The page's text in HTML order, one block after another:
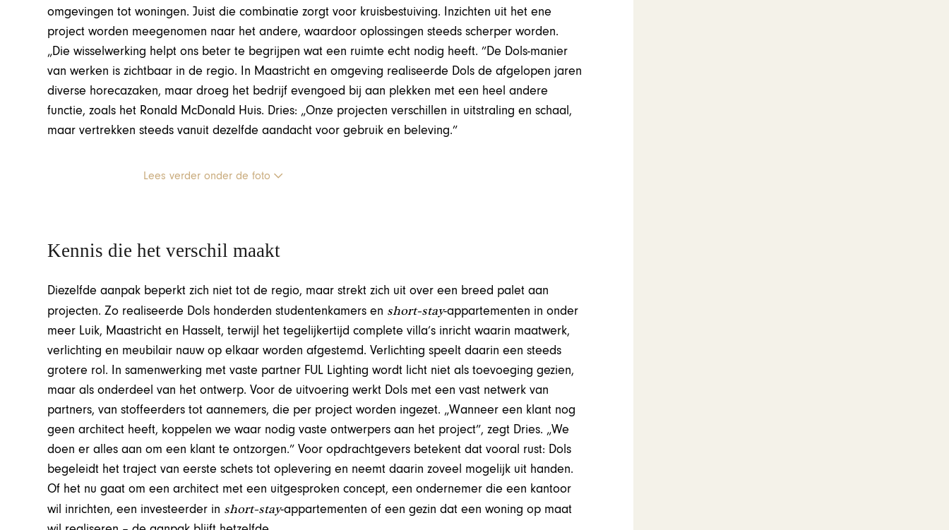
omgevingen tot woningen. Juist die combinatie zorgt voor kruisbestuiving. Inzichten uit het ene
project worden meegenomen naar het andere, waardoor oplossingen steeds scherper worden.
„Die wisselwerking helpt ons beter te begrijpen wat een ruimte echt nodig heeft. ”De Dols-manier
van werken is zichtbaar in de regio. In Maastricht en omgeving realiseerde Dols de afgelopen jaren
diverse horecazaken, maar droeg het bedrijf evengoed bij aan plekken met een heel andere
functie, zoals het Ronald McDonald Huis. Dries: „Onze projecten verschillen in uitstraling en schaal,
maar vertrekken steeds vanuit dezelfde aandacht voor gebruik en beleving.”
Lees verder onder de foto
Kennis die het verschil maakt
Diezelfde aanpak beperkt zich niet tot de regio, maar strekt zich uit over een breed palet aan
projecten. Zo realiseerde Dols honderden studentenkamers en short-stay-appartementen in onder
meer Luik, Maastricht en Hasselt, terwijl het tegelijkertijd complete villa’s inricht waarin maatwerk,
verlichting en meubilair nauw op elkaar worden afgestemd. Verlichting speelt daarin een steeds
grotere rol. In samenwerking met vaste partner FUL Lighting wordt licht niet als toevoeging gezien,
maar als onderdeel van het ontwerp. Voor de uitvoering werkt Dols met een vast netwerk van
partners, van stoffeerders tot aannemers, die per project worden ingezet. „Wanneer een klant nog
geen architect heeft, koppelen we waar nodig vaste ontwerpers aan het project”, zegt Dries. „We
doen er alles aan om een klant te ontzorgen.” Voor opdrachtgevers betekent dat vooral rust: Dols
begeleidt het traject van eerste schets tot oplevering en neemt daarin zoveel mogelijk uit handen.
Of het nu gaat om een architect met een uitgesproken concept, een ondernemer die een kantoor
wil inrichten, een investeerder in short-stay-appartementen of een gezin dat een woning op maat